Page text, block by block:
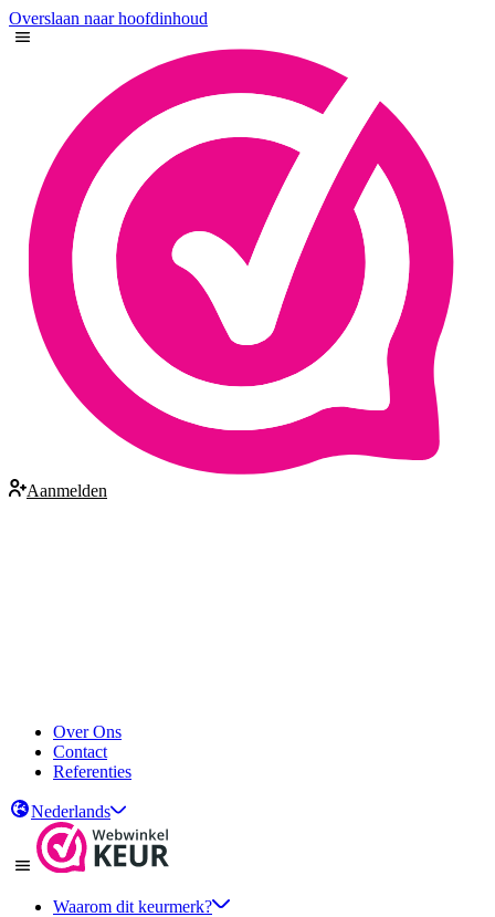
Overslaan naar hoofdinhoud
Aanmelden
Over Ons
Contact
Referenties
Nederlands
Waarom dit keurmerk?